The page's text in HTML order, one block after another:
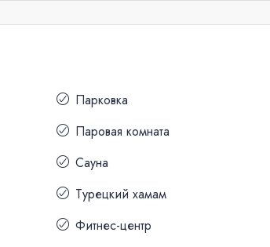
Парковка
Паровая комната
Сауна
Турецкий хамам
Фитнес-центр